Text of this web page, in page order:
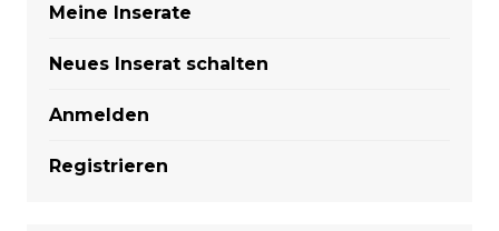
Meine Inserate
Neues Inserat schalten
Anmelden
Registrieren